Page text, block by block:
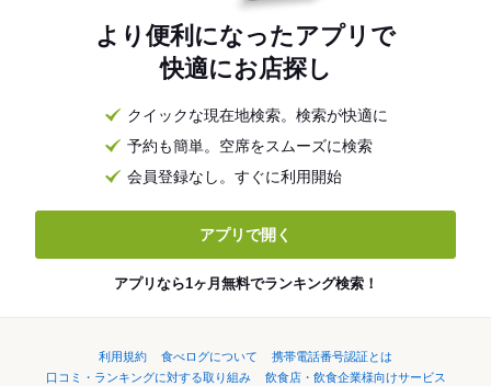
より便利になったアプリで
快適にお店探し
クイックな現在地検索。検索が快適に
予約も簡単。空席をスムーズに検索
会員登録なし。すぐに利用開始
アプリで開く
アプリなら1ヶ月無料でランキング検索！
利用規約 食べログについて
携帯電話番号認証とは
口コミ・ランキングに対する取り組み
飲食店・飲食企業様向けサービス